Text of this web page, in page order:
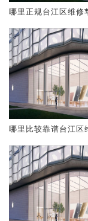
哪里正规台江区维修
哪里比较靠谱台江区